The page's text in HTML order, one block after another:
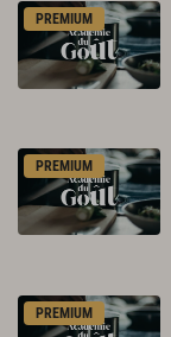
PREMIUM
PREMIUM
PREMIUM